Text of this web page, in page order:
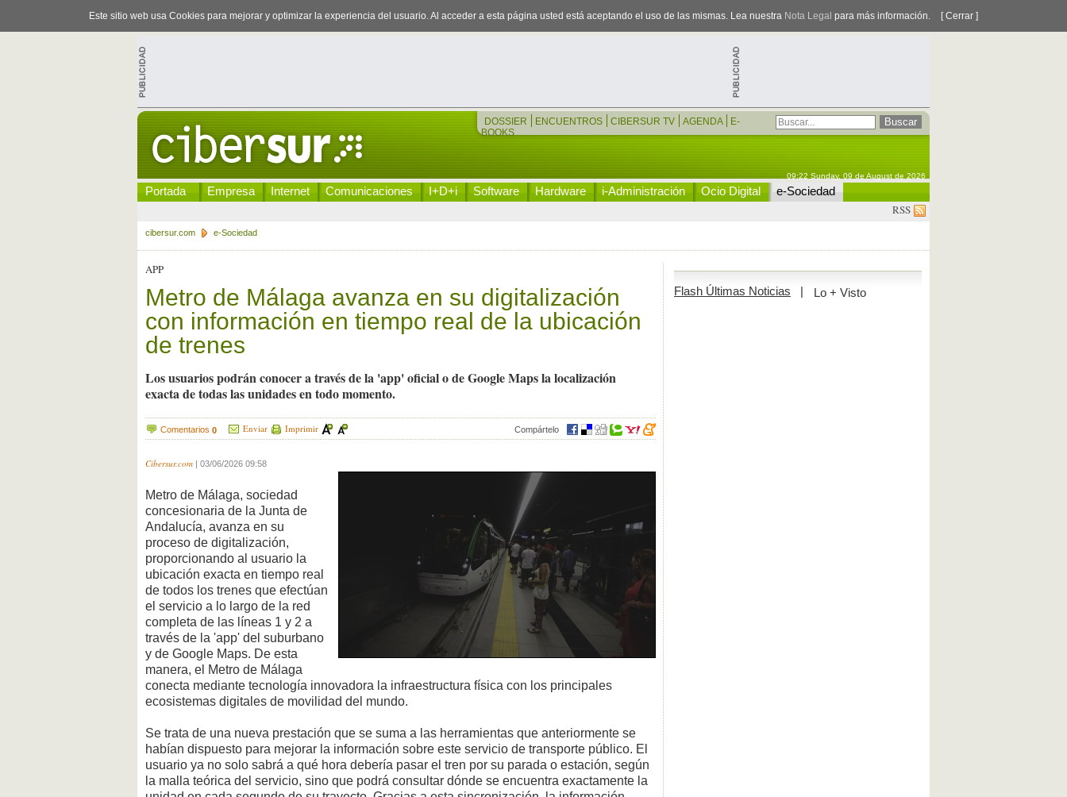
Este sitio web usa Cookies para mejorar y optimizar la experiencia del usuario. Al acceder a esta página usted está aceptando el uso de las mismas. Lea nuestra Nota Legal para más información. [ Cerrar ]
DOSSIER ENCUENTROS CIBERSUR TV AGENDA
E-
BOOKS
09:22 Sunday, 09 de August de 2026
Portada Empresa Internet Comunicaciones I+D+i Software Hardware i-Administración Ocio Digital e-Sociedad
RSS
cibersur.com e-Sociedad
APP
Metro de Málaga avanza en su digitalización
con información en tiempo real de la ubicación
de trenes
Los usuarios podrán conocer a través de la 'app' oficial o de Google Maps la localización
exacta de todas las unidades en todo momento.
Comentarios 0 Enviar Imprimir Compártelo
Cibersur.com 03/06/2026 09:58
Metro de Málaga, sociedad
concesionaria de la Junta de
Andalucía, avanza en su
proceso de digitalización,
proporcionando al usuario la
ubicación exacta en tiempo real
de todos los trenes que efectúan
el servicio a lo largo de la red
completa de las líneas 1 y 2 a
través de la 'app' del suburbano
y de Google Maps. De esta
manera, el Metro de Málaga
conecta mediante tecnología innovadora la infraestructura física con los principales
ecosistemas digitales de movilidad del mundo.
Se trata de una nueva prestación que se suma a las herramientas que anteriormente se
habían dispuesto para mejorar la información sobre este servicio de transporte público. El
usuario ya no solo sabrá a qué hora debería pasar el tren por su parada o estación, según
la malla teórica del servicio, sino que podrá consultar dónde se encuentra exactamente la
Flash Últimas Noticias | Lo + Visto